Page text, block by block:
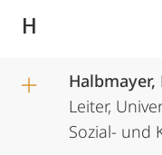
H
Halbmayer,
Leiter,
Sozial- und